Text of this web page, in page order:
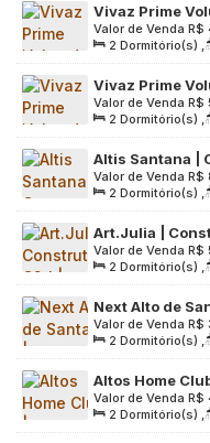
Vivaz Prime
Vivaz | Pronto |
varanda | 01
R$
Valor de Venda
497, Zona Norte,
Brasil
2 Dormitório(s) ,
Sala(s) , 1
8096.00m²
Vivaz Prime
Vivaz | Pronto |
varanda | 01
R$
Valor de Venda
497, Zona Norte,
Brasil
2 Dormitório(s) ,
Sala(s) , 1
8096 .00m²
Altis Santana |
metros | 02
01 vaga
R$
Valor de Venda
387, Zona Norte,
Brasil
2 Dormitório(s) ,
Sala(s) , 1
1992.00m²
Art.Julia |
02 dormitóriosR$
Valor de Venda
Zona Norte,
Brasil
2 Dormitório(s) ,
Sala(s) , 1
Next Alto de
Construção |
| sem vaga
R$
Valor de Venda
Norte, 02402-030,
2 Dormitório(s) ,
Sala(s) , Útil: 40
Altos Home
02 dormitórios
R$
Valor de Venda
Norte, 02402-030,
2 Dormitório(s) ,
Sala(s) , Útil: 47